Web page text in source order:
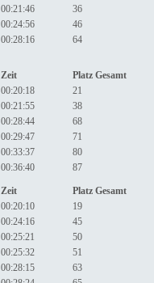
00:21:46
36
00:24:56
46
00:28:16 64
Zeit
Platz Gesamt
00:20:18
21
00:21:55
38
00:28:44
68
00:29:47
71
00:33:37
80
00:36:40 87
Zeit
Platz Gesamt
00:20:10
19
00:24:16
45
00:25:21
50
00:25:32
51
00:28:15
63